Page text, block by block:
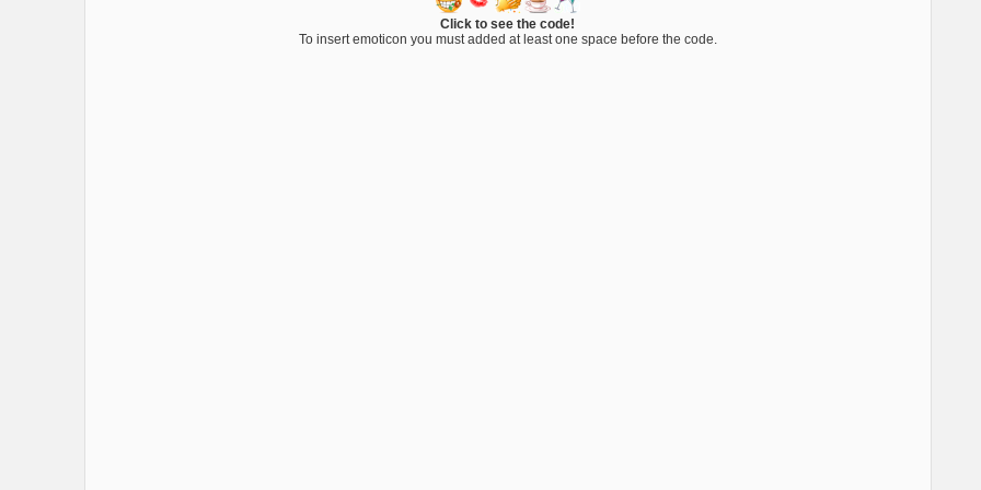
Click to see the code!
To insert emoticon you must added at least one space before the code.